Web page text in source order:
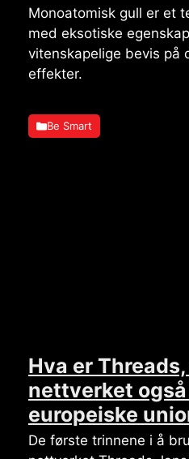
Monoatomisk gull er et
med eksotiske
vitenskapelige bevis på
effekter.
Be Smart
Hva er
nettverket
europeiske
De første trinnene i å